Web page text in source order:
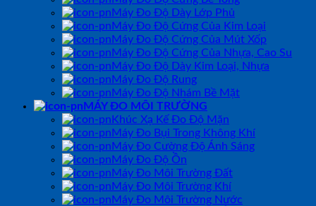
Máy Đo Độ Dày Lớp Phủ
Máy Đo Độ Cứng Của Kim Loại
Máy Đo Độ Cứng Của Mút Xốp
Máy Đo Độ Cứng Của Nhựa, Cao Su
Máy Đo Độ Dày Kim Loại, Nhựa
Máy Đo Độ Rung
Máy Đo Độ Nhám Bề Mặt
MÁY ĐO MÔI TRƯỜNG
Khúc Xạ Kế Đo Độ Mặn
Máy Đo Bụi Trong Không Khí
Máy Đo Cường Độ Ánh Sáng
Máy Đo Độ Ồn
Máy Đo Môi Trường Đất
Máy Đo Môi Trường Khí
Máy Đo Môi Trường Nước